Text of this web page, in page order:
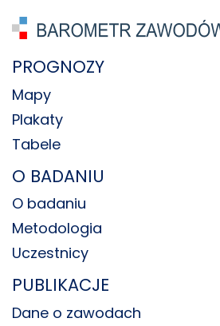
PROGNOZY
Mapy
Plakaty
Tabele
O BADANIU
O badaniu
Metodologia
Uczestnicy
PUBLIKACJE
Dane o zawodach